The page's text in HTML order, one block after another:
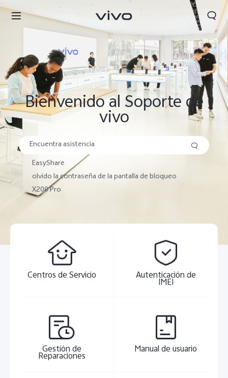
Bienvenido al Soporte de
vivo
Buscar
EasyShare
olvido la contraseña de la pantalla de bloqueo
X200 Pro
Centros de Servicio Autenticación de
IMEI
Gestión de
Reparaciones
Manual de usuario